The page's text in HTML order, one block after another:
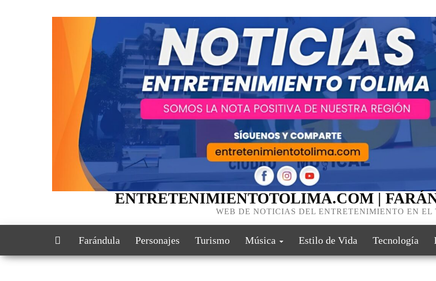
ENTRETENIMIENTOTOLIMA.COM |
WEB DE NOTICIAS DEL ENTRETENIMIENTO EN EL
Farándula Personajes Turismo Música Estilo de Vida Tecnología